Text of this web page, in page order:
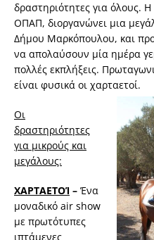
δραστηριότητες για όλους.
ΟΠΑΠ, διοργανώνει μια
Δήμου Μαρκόπουλου, και
να απολαύσουν μία ημέρα
πολλές εκπλήξεις.
είναι φυσικά οι χαρταετοί.
Οι
δραστηριότητες
για μικρούς και
μεγάλους:
ΧΑΡΤΑΕΤΟΊ – Ένα
μοναδικό air show
με πρωτότυπες
ιπτάμενες